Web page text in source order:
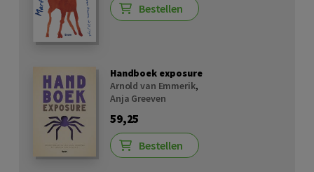
Bestellen
Handboek exposure
Arnold van Emmerik,
Anja Greeven
59,25
Bestellen